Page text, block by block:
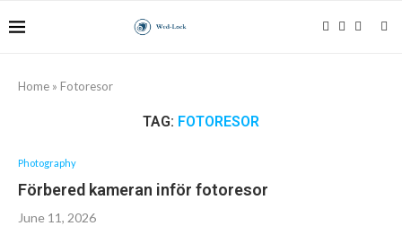
Home » Fotoresor
TAG: FOTORESOR
Photography
Förbered kameran inför fotoresor
June 11, 2026